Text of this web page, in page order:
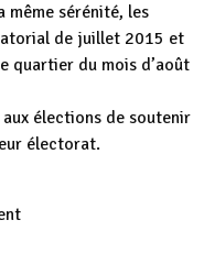
même sérénité, les
de juillet 2015 et
quartier du mois d’août
élections de soutenir
électorat.